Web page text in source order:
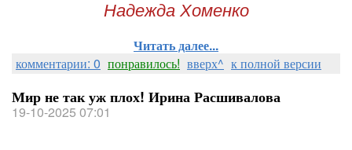
Надежда Хоменко
Читать далее...
комментарии: 0 понравилось! вверх^ к полной версии
Мир не так уж плох! Ирина Расшивалова
19-10-2025 07:01